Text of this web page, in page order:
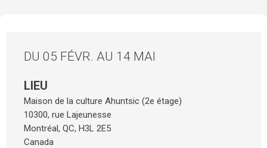
DU 05 FÉVR. AU 14 MAI
LIEU
Maison de la culture Ahuntsic (2e étage)
10300, rue Lajeunesse
Montréal, QC, H3L 2E5
Canada